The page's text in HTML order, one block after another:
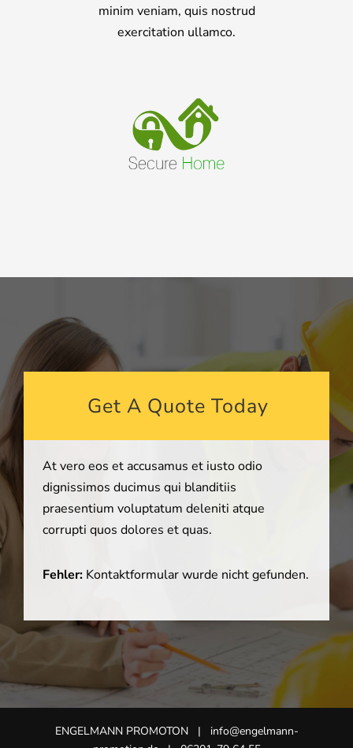
minim veniam, quis nostrud
exercitation ullamco.
Get A Quote Today
At vero eos et accusamus et iusto odio
dignissimos ducimus qui blanditiis
praesentium voluptatum deleniti atque
corrupti quos dolores et quas.
Fehler: Kontaktformular wurde nicht gefunden.
ENGELMANN PROMOTON| info@engelmann-